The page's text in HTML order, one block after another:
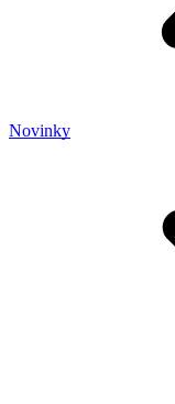
Novinky